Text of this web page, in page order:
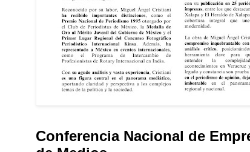
Conferencia Nacional de